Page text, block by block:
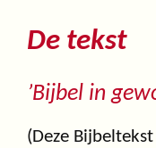
De tekst
’Bijbel in
(Deze